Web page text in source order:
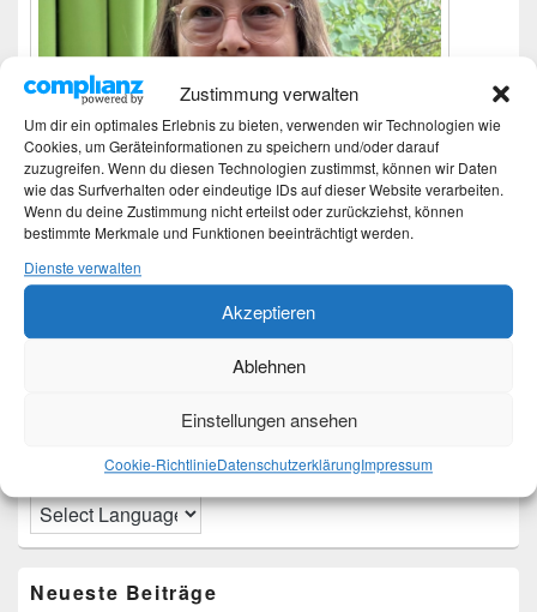
Zustimmung verwalten
Um dir ein optimales Erlebnis zu bieten, verwenden wir Technologien wie
Cookies, um Geräteinformationen zu speichern und/oder darauf
zuzugreifen. Wenn du diesen Technologien zustimmst, können wir Daten
wie das Surfverhalten oder eindeutige IDs auf dieser Website verarbeiten.
Wenn du deine Zustimmung nicht erteilst oder zurückziehst, können
bestimmte Merkmale und Funktionen beeinträchtigt werden.
Dienste verwalten
Akzeptieren
Ablehnen
Einstellungen ansehen
Cookie-RichtlinieDatenschutzerklärungImpressum
Ich bin Martina und Autorin dieses Blogs.
Translate:
Neueste Beiträge